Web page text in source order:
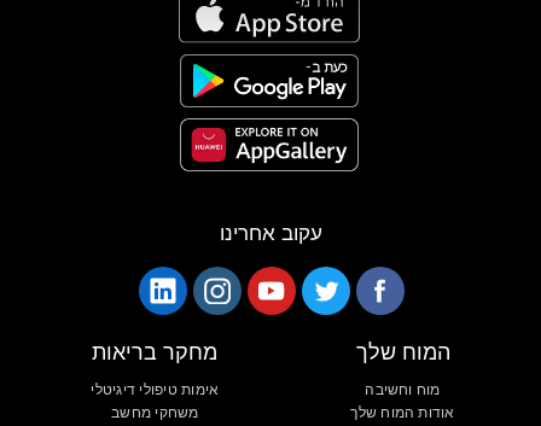
עקוב אחרינו
המוח שלך
מוח וחשיבה
אודות המוח שלך
מחקר בריאות
אימות טיפולי דיגיטלי
משחקי מחשב